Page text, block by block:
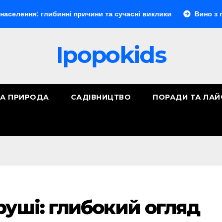
глибинні причини та сучасні виклики Вино з порічок:
Ipopokids
ПРИРОДА САДІВНИЦТВО ПОРАДИ ТА
глибокий огляд